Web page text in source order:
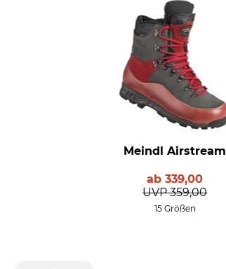
Meindl Airstream
ab339,00
UVP 359,00
15 Größen